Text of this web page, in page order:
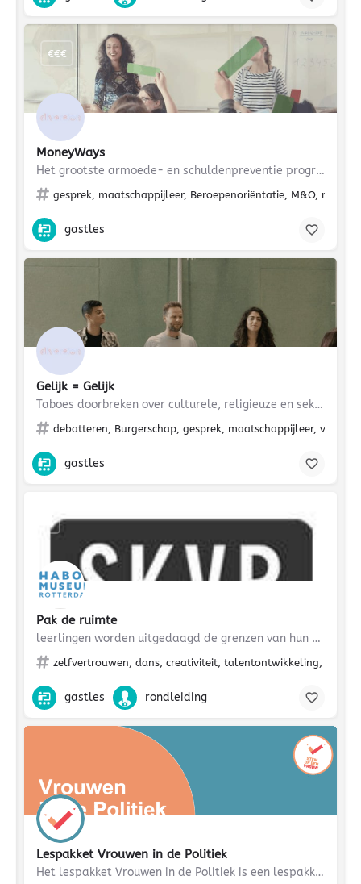
MoneyWays
Het grootste armoede- en schuldenpreventie programma voor jongeren in Nederland.
gesprek, maatschappijleer, Beroepenoriëntatie, M&O,
€€€
gastles
Gelijk = Gelijk
Taboes doorbreken over culturele, religieuze en seksuele diversiteit
debatteren, Burgerschap, gesprek, maatschappijleer,
gastles
Pak de ruimte
leerlingen worden uitgedaagd de grenzen van hun verbeelding op te zoeken
zelfvertrouwen, dans, creativiteit, talentontwikkeling,
gastles rondleiding
Lespakket Vrouwen in de Politiek
Het lespakket Vrouwen in de Politiek is een lespakket voor kids en jongeren van 14 tot 20+ jaar, ontworpen om…